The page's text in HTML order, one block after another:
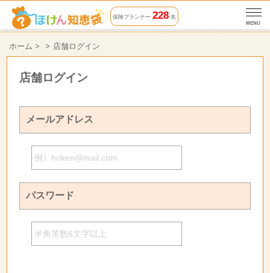
保険プランナー228 名
MENU
ホーム > 店舗ログイン
店舗ログイン
メールアドレス
パスワード